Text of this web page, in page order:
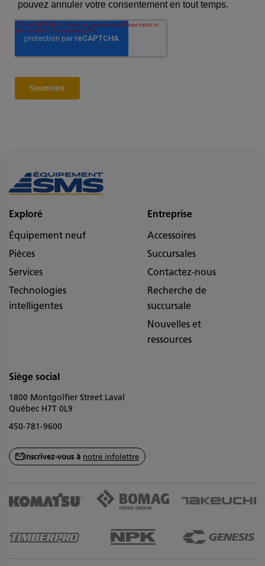
Exploré
Équipement neuf
Pièces
Services
Technologies
intelligentes
Entreprise
Accessoires
Succursales
Contactez-nous
Recherche de
succursale
Nouvelles et
ressources
Siège social
1800 Montgolfier Street Laval
Québec H7T 0L9
450-781-9600
Inscrivez-vous à notre infolettre